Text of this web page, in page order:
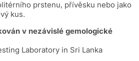
prstenu, přívěsku nebo jako
kus.
v nezávislé gemologické
Laboratory in Sri Lanka